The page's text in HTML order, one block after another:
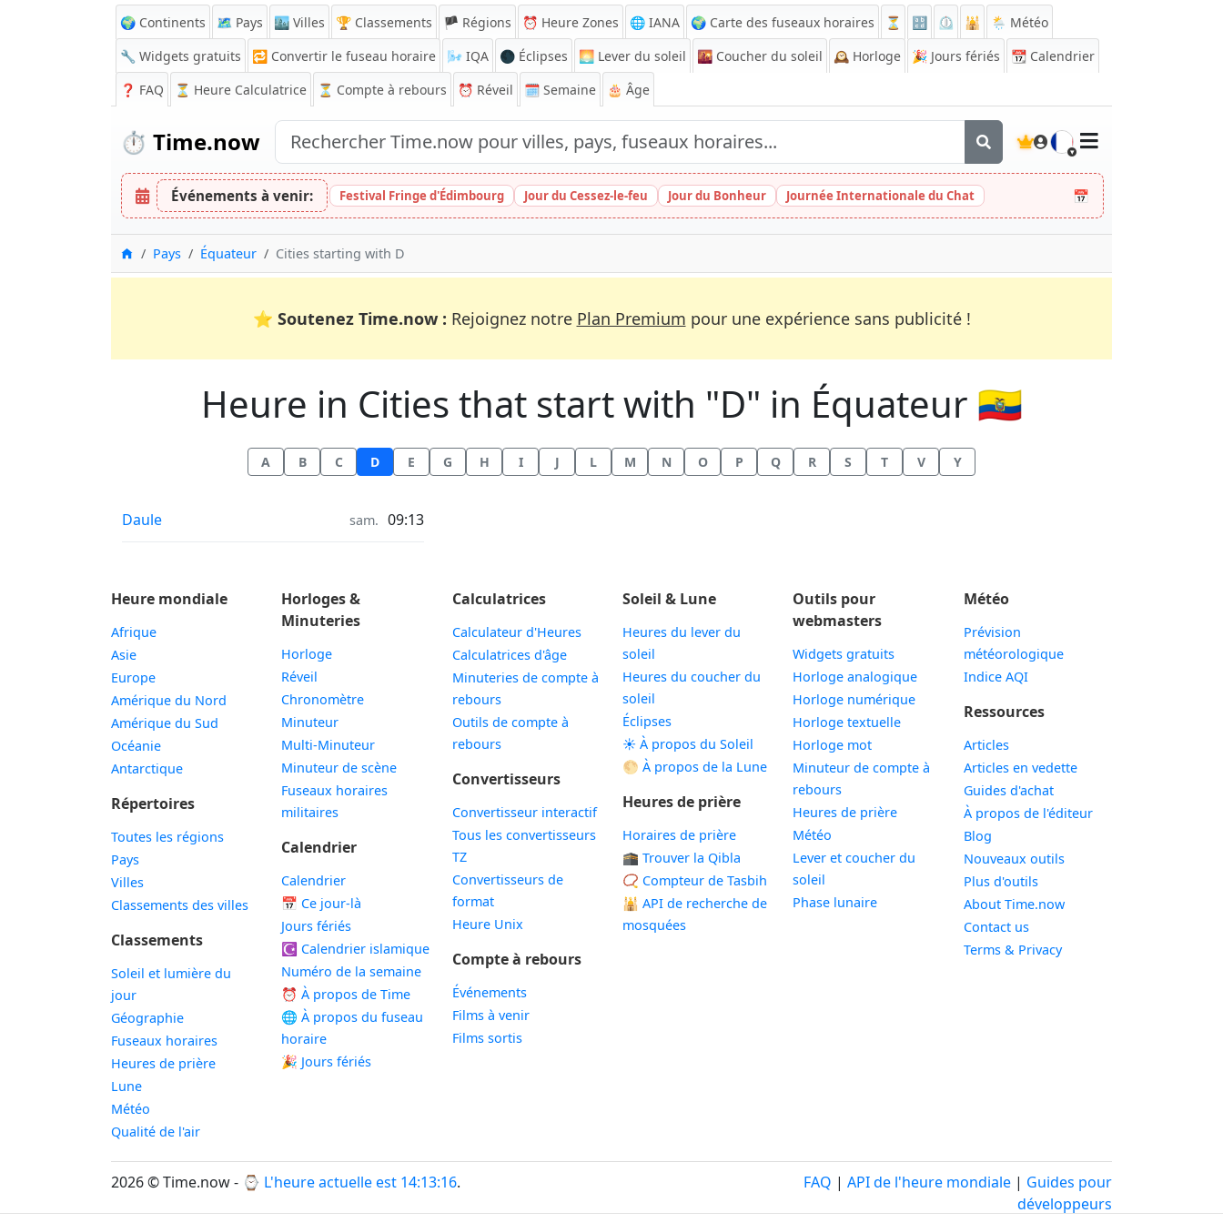
🌍 Continents 🗺️ Pays 🏙️ Villes 🏆 Classements 🏴 Régions ⏰ Heure Zones 🌐 IANA 🌍 Carte des fuseaux horaires ⏳ 🔡 ⏲️ 🕌
🌦️ Météo
🔧 Widgets gratuits
🔁 Convertir le fuseau horaire 🌬️ IQA 🌑 Éclipses 🌅 Lever du soleil 🌇 Coucher du soleil 🕰️ Horloge 🎉 Jours fériés 📆 Calendrier
❓ FAQ ⏳ Heure Calculatrice ⏳ Compte à rebours ⏰ Réveil 🗓️ Semaine 🎂 Âge
⏱️ Time.now 🇫🇷
Événements à venir: Festival Fringe d'Édimbourg Jour du Cessez-le-feu Jour du Bonheur Journée Internationale du Chat 📅
Accueil
Pays Équateur Cities starting with D
⭐ Soutenez Time.now : Rejoignez notre Plan Premium pour une expérience sans publicité !
Heure in Cities that start with "D" in Équateur 🇪🇨
A B C D E G H I J L M N O P Q R S T V Y
Heure à
Daule sam. 09:13
Heure mondiale
Afrique
Asie
Europe
Amérique du Nord
Amérique du Sud
Océanie
Antarctique
Répertoires
Toutes les régions
Pays
Villes
Classements des villes
Classements
Soleil et lumière du
jour
Géographie
Fuseaux horaires
Heures de prière
Lune
Météo
Qualité de l'air
Horloges &
Minuteries
Horloge
Réveil
Chronomètre
Minuteur
Multi-Minuteur
Minuteur de scène
Fuseaux horaires
militaires
Calendrier
Calendrier
📅 Ce jour-là
Jours fériés
☪️ Calendrier islamique
Numéro de la semaine
⏰ À propos de Time
🌐 À propos du fuseau
horaire
🎉 Jours fériés
Calculatrices
Calculateur d'Heures
Calculatrices d'âge
Minuteries de compte à
rebours
Outils de compte à
rebours
Convertisseurs
Convertisseur interactif
Tous les convertisseurs
TZ
Convertisseurs de
format
Heure Unix
Compte à rebours
Événements
Films à venir
Films sortis
Soleil & Lune
Heures du lever du
soleil
Heures du coucher du
soleil
Éclipses
☀️ À propos du Soleil
🌕 À propos de la Lune
Heures de prière
Horaires de prière
🕋 Trouver la Qibla
📿 Compteur de Tasbih
🕌 API de recherche de
mosquées
Outils pour
webmasters
Widgets gratuits
Horloge analogiqueWidget
Horloge numériqueWidget
Horloge textuelleWidget
Horloge motWidget
Minuteur de compte à
rebours
Heures de prièreWidget
Météo
Lever et coucher du
soleil
Phase lunaireWidget
Météo
Prévision
météorologique
Indice AQI
Ressources
Articles
Articles en vedette
Guides d'achat
À propos de l'éditeur
Blog
Nouveaux outils
Plus d'outils
About Time.now
Contact us
Terms & Privacy
2026 © Time.now - ⌚ L'heure actuelle est 14:13:16. FAQ | API de l'heure mondiale| Guides pour
développeurs